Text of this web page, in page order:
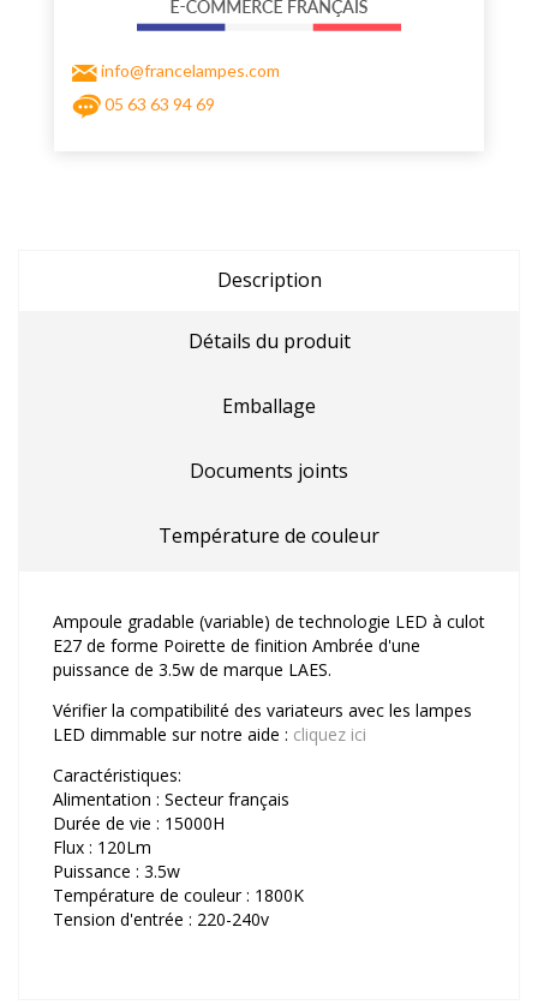
info@francelampes.com
05 63 63 94 69
Description
Détails du produit
Emballage
Documents joints
Température de couleur
Ampoule gradable (variable) de technologie LED à culot
E27 de forme Poirette de finition Ambrée d'une
puissance de 3.5w de marque LAES.
Vérifier la compatibilité des variateurs avec les lampes
LED dimmable sur notre aide : cliquez ici
Caractéristiques:
Alimentation : Secteur français
Durée de vie : 15000H
Flux : 120Lm
Puissance : 3.5w
Température de couleur : 1800K
Tension d'entrée : 220-240v